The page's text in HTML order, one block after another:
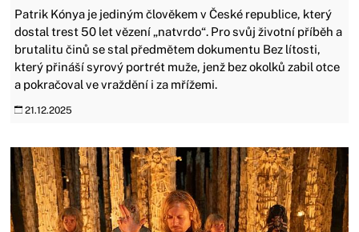
Patrik Kónya je jediným člověkem v České republice, který
dostal trest 50 let vězení „natvrdo“. Pro svůj životní příběh a
brutalitu činů se stal předmětem dokumentu Bez lítosti,
který přináší syrový portrét muže, jenž bez okolků zabil otce
a pokračoval ve vraždění i za mřížemi.
21.12.2025